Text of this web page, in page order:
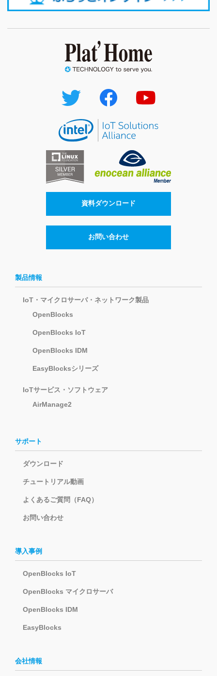
資料ダウンロード
お問い合わせ
製品情報
IoT・マイクロサーバ・ネットワーク製品
OpenBlocks
OpenBlocks IoT
OpenBlocks IDM
EasyBlocksシリーズ
IoTサービス・ソフトウェア
AirManage2
サポート
ダウンロード
チュートリアル動画
よくあるご質問（FAQ）
お問い合わせ
導入事例
OpenBlocks IoT
OpenBlocks マイクロサーバ
OpenBlocks IDM
EasyBlocks
会社情報